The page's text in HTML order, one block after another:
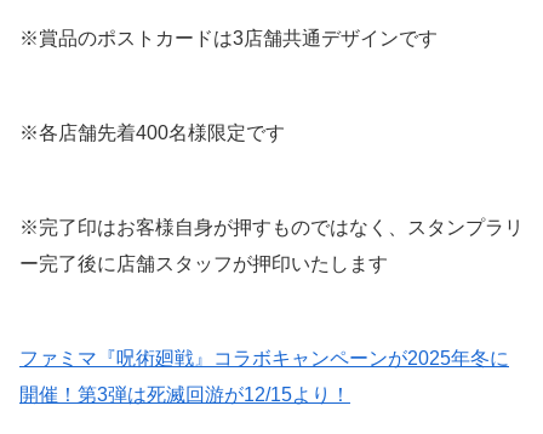
※賞品のポストカードは3店舗共通デザインです
※各店舗先着400名様限定です
※完了印はお客様自身が押すものではなく、スタンプラリ
ー完了後に店舗スタッフが押印いたします
ファミマ『呪術廻戦』コラボキャンペーンが2025年冬に
開催！第3弾は死滅回游が12/15より！